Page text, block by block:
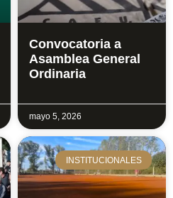
Convocatoria a
Asamblea General
Ordinaria
mayo 5, 2026
INSTITUCIONALES